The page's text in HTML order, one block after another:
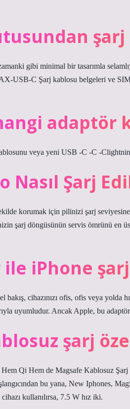
şarj
gibi minimal bir tasarımla
USB-C Şarj kablosu belgeleri ve
adaptör
veya yeni USB -C -C -
Nasıl Şarj
korumak için pilinizi şarj
şarj döngüsünün servis ömrünü en
ile iPhone
cihazınızı ofis, ofis veya yolda
uyumludur. Ancak Apple, bu
şarj
Qi Hem de Magsafe Kablosuz
bu yana, New Iphones,
kullanılırsa, 7.5 W hız iki.